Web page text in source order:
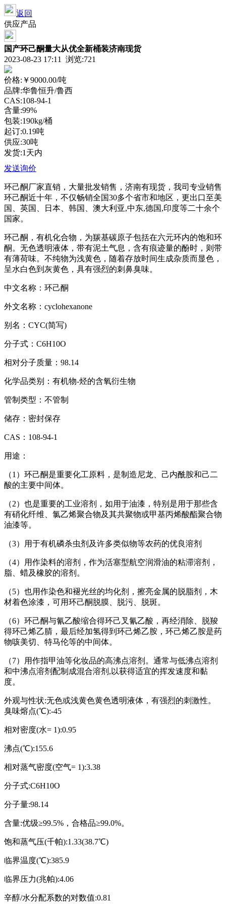
返回
供应产品
国产环己酮量大从优全新桶装济南现货
2023-08-23 17:11 浏览:721
价格: ￥9000.00/吨
品牌:华鲁恒升/鲁西
CAS:108-94-1
含量:99%
包装:190kg/桶
起订:0.19吨
供应:30吨
发货:1天内
发送询价
环己酮厂家直销，大量批发销售，济南有现货，我司专业销售
环己酮近十年，不仅畅销全国30多个省市和地区，更出口至美
国、英国、日本、韩国、澳大利亚,中东,德国,印度等二十余个
国家。
环己酮，有机化合物，为羰基碳原子包括在六元环内的饱和环
酮。无色透明液体，带有泥土气息，含有痕迹量的酚时，则带
有薄荷味。不纯物为浅黄色，随着存放时间生成杂质而显色，
呈水白色到灰黄色，具有强烈的刺鼻臭味。
中文名称：环己酮
外文名称：cyclohexanone
别名：CYC(简写)
分子式：C6H10O
相对分子质量：98.14
化学品类别：有机物-烃的含氧衍生物
管制类型：不管制
储存：密封保存
CAS：108-94-1
用途：
（1）环己酮是重要化工原料，是制造尼龙、己内酰胺和己二
酸的主要中间体。
（2）也是重要的工业溶剂，如用于油漆，特别是用于那些含
有硝化纤维、氯乙烯聚合物及其共聚物或甲基丙烯酸酯聚合物
油漆等。
（3）用于有机磷杀虫剂及许多类似物等农药的优良溶剂
（4）用作染料的溶剂，作为活塞型航空润滑油的粘滞溶剂，
脂、蜡及橡胶的溶剂。
（5）也用作染色和褪光丝的均化剂，擦亮金属的脱脂剂，木
材着色涂漆，可用环己酮脱膜、脱污、脱斑。
（6）环己酮与氰乙酸缩合得环己叉氰乙酸，再经消除、脱羧
得环己烯乙腈，最后经加氢得到环己烯乙胺，环己烯乙胺是药
物咳美切、特马伦等的中间体。
（7）用作指甲油等化妆品的高沸点溶剂。通常与低沸点溶剂
和中沸点溶剂配制成混合溶剂,以获得适宜的挥发速度和黏
度。
外观与性状:无色或浅黄色黄色透明液体，有强烈的刺激性。
臭味熔点(℃):-45
相对密度(水= 1):0.95
沸点(℃):155.6
相对蒸气密度(空气= 1):3.38
分子式:C6H10O
分子量:98.14
含量:优级≥99.5%，合格品≥99.0%。
饱和蒸气压(千帕):1.33(38.7℃)
临界温度(℃):385.9
临界压力(兆帕):4.06
辛醇/水分配系数的对数值:0.81